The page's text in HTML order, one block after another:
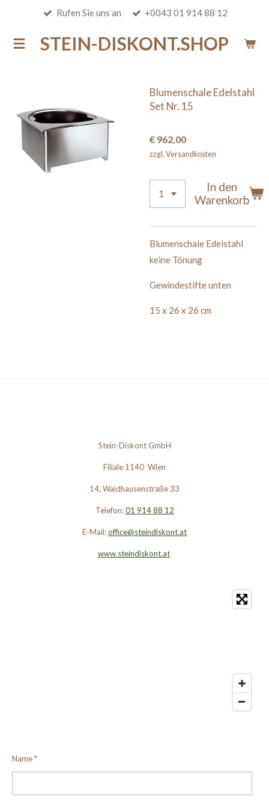
springenSTEIN-DISKONT.SHOP
Rufen Sie uns an +0043 01 914 88 12
Blumenschale Edelstahl
Set Nr. 15
€ 962,00
zzgl. Versandkosten
In den
Warenkorb
Blumenschale Edelstahl
keine Tönung
Gewindestifte unten
15 x 26 x 26 cm
Stein-Diskont GmbH
Filiale 1140 Wien
14, Waidhausenstraße 33
Telefon: 01 914 88 12
E-Mail:office@steindiskont.at
www.steindiskont.at
Name *